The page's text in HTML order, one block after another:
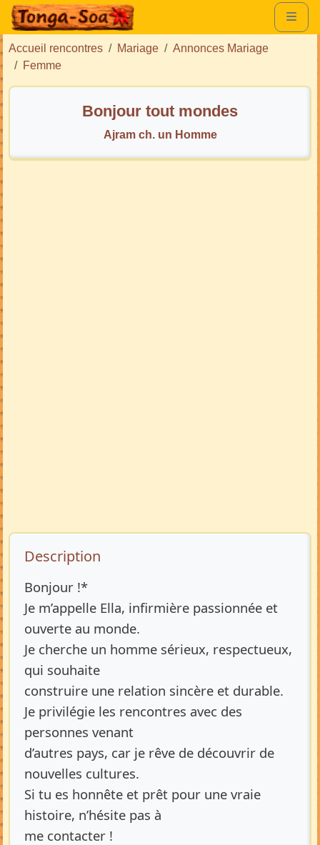
Accueil rencontres Mariage
Annonces Mariage
Femme
Bonjour tout mondes
Ajram ch. un Homme
Description de l’annonce
Description
Bonjour !*
Je m’appelle Ella, infirmière passionnée et
ouverte au monde.
Je cherche un homme sérieux, respectueux,
qui souhaite
construire une relation sincère et durable.
Je privilégie les rencontres avec des
personnes venant
d’autres pays, car je rêve de découvrir de
nouvelles cultures.
Si tu es honnête et prêt pour une vraie
histoire, n’hésite pas à
me contacter !